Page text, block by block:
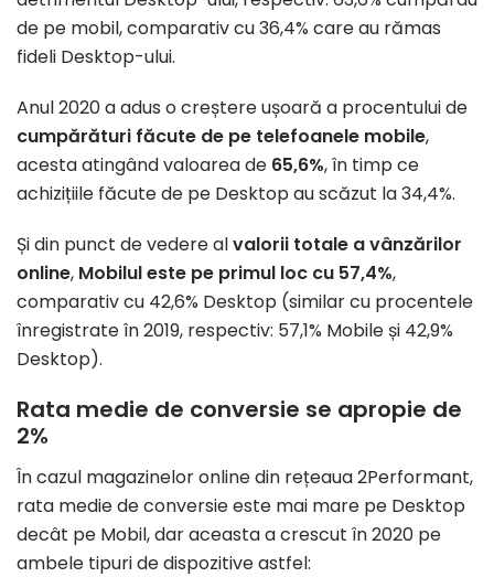
de pe mobil, comparativ cu 36,4% care au rămas
fideli Desktop-ului.
Anul 2020 a adus o creștere ușoară a procentului de
cumpărături făcute de pe telefoanele mobile,
acesta atingând valoarea de 65,6%, în timp ce
achizițiile făcute de pe Desktop au scăzut la 34,4%.
Și din punct de vedere alvalorii totale a vânzărilor
online, Mobilul este pe primul loc cu 57,4%,
comparativ cu 42,6% Desktop (similar cu procentele
înregistrate în 2019, respectiv: 57,1% Mobile și 42,9%
Desktop).
Rata medie de conversie se apropie de
2%
În cazul magazinelor online din rețeaua 2Performant,
rata medie de conversie este mai mare pe Desktop
decât pe Mobil, dar aceasta a crescut în 2020 pe
ambele tipuri de dispozitive astfel: